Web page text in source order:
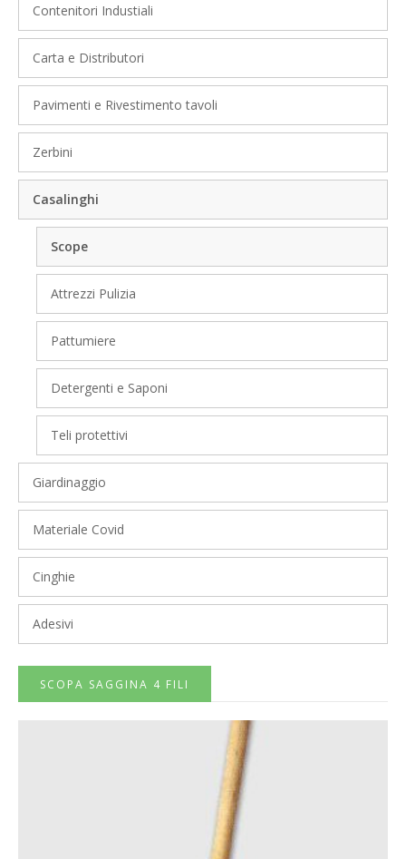
Contenitori Industiali
Carta e Distributori
Pavimenti e Rivestimento tavoli
Zerbini
Casalinghi
Scope
Attrezzi Pulizia
Pattumiere
Detergenti e Saponi
Teli protettivi
Giardinaggio
Materiale Covid
Cinghie
Adesivi
SCOPA SAGGINA 4 FILI